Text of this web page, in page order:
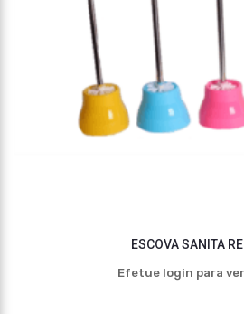
ESCOVA SANITA
Efetue login para